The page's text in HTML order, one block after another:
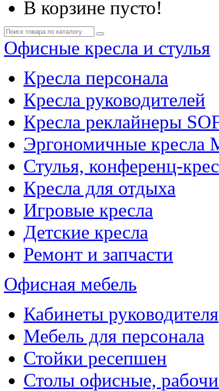
В корзине пусто!
Офисные кресла и стулья
Кресла персонала
Кресла руководителей
Кресла реклайнеры
Эргономичные
Стулья, конференц-
Кресла для отдыха
Игровые кресла
Детские кресла
Ремонт и запчасти
Офисная мебель
Кабинеты руководителя
Мебель для персонала
Стойки ресепшен
Столы офисные,